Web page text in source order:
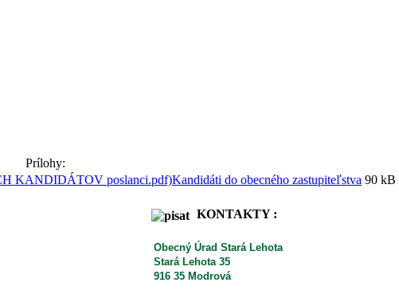
Prílohy:
Kandidáti do obecného zastupiteľstva 90 kB
KONTAKTY :
Obecný Úrad Stará Lehota
Stará Lehota 35
916 35 Modrová